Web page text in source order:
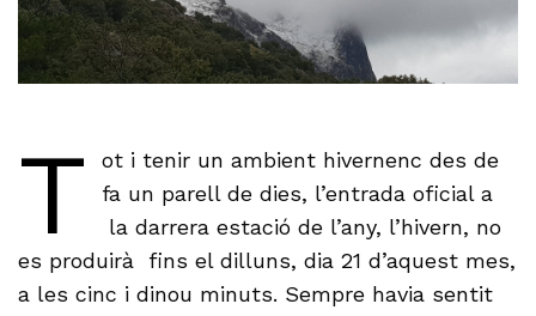
T
ot i tenir un ambient hivernenc des de
fa un parell de dies, l’entrada oficial a
la darrera estació de l’any, l’hivern, no
es produirà fins el dilluns, dia 21 d’aquest mes,
a les cinc i dinou minuts. Sempre havia sentit